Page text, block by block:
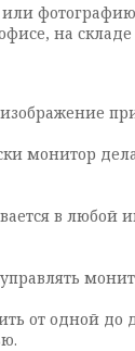
на
монитор
в любой
от одной